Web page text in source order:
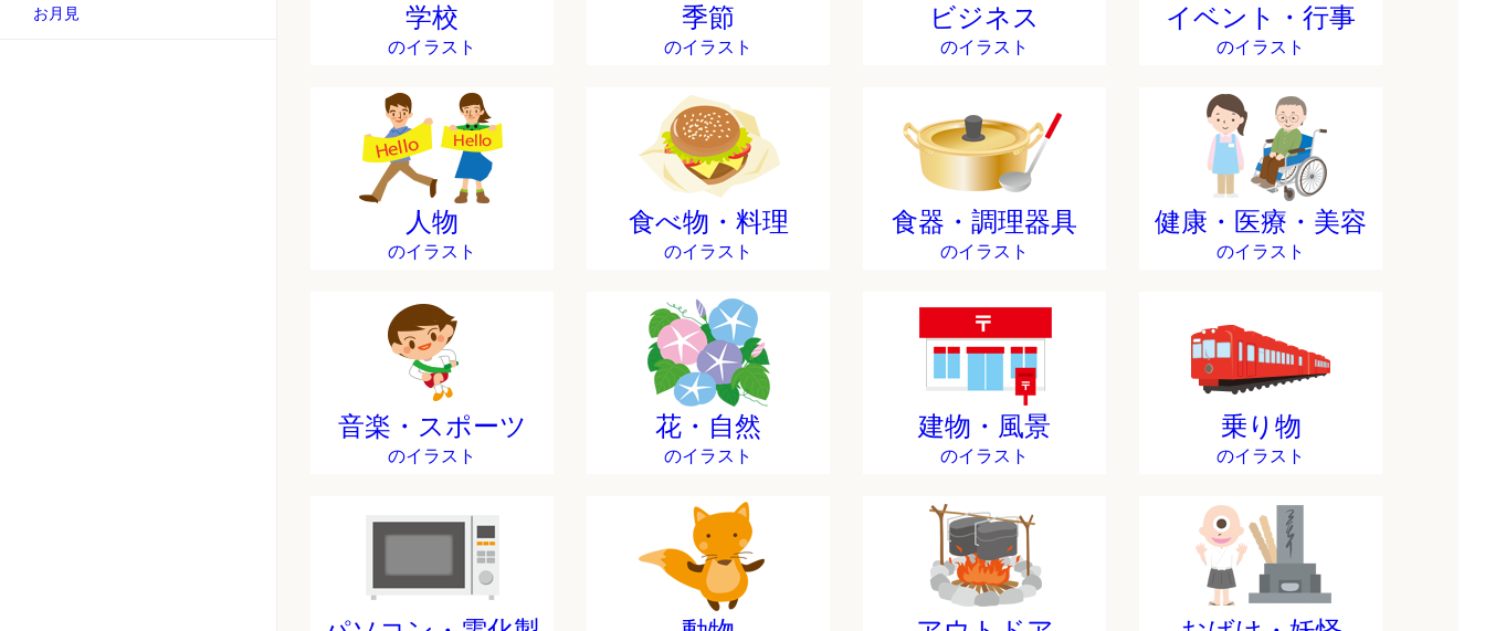
お月見 学校
のイラスト
季節
のイラスト
ビジネス
のイラスト
イベント・行事
のイラスト
人物
のイラスト
食べ物・料理
のイラスト
食器・調理器具
のイラスト
健康・医療・美容
のイラスト
音楽・スポーツ
のイラスト
花・自然
のイラスト
建物・風景
のイラスト
乗り物
のイラスト